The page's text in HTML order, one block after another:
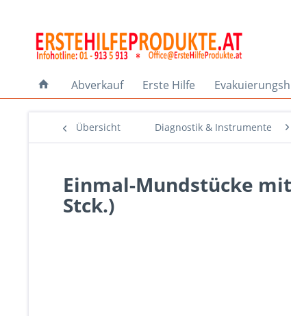
Abverkauf Erste Hilfe
Übersicht Diagnostik & Instrumente
Einmal-Mundstücke
Stck.)